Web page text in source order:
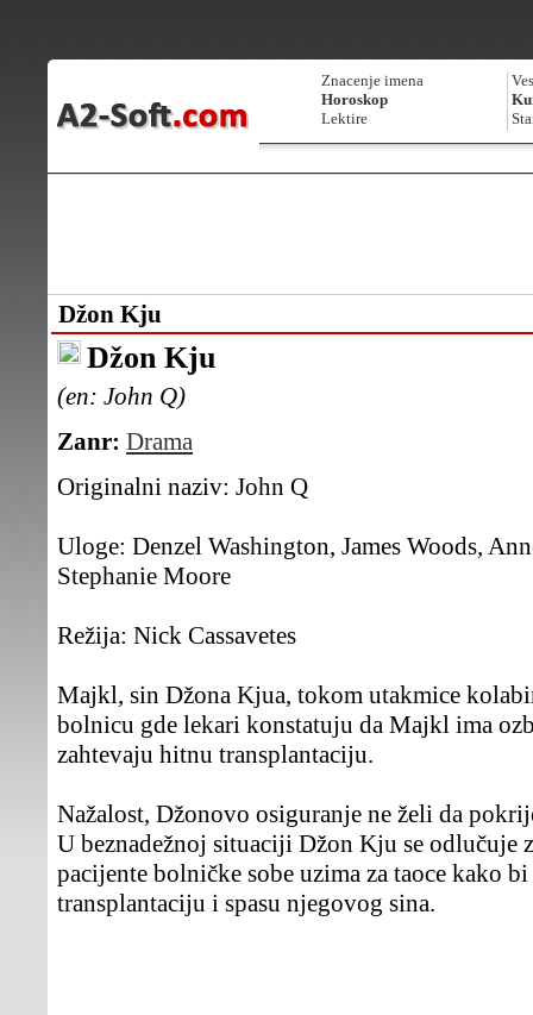
Znacenje imena
Horoskop
Lektire
Džon Kju
Džon Kju
(en: John Q)
Zanr: Drama
Originalni naziv: John Q
Uloge: Denzel Washington, James Woods,
Stephanie Moore
Režija: Nick Cassavetes
Majkl, sin Džona Kjua, tokom utakmice
bolnicu gde lekari konstatuju da Majkl ima
zahtevaju hitnu transplantaciju.
Nažalost, Džonovo osiguranje ne želi da
U beznadežnoj situaciji Džon Kju se odlučuje
pacijente bolničke sobe uzima za taoce kako
transplantaciju i spasu njegovog sina.